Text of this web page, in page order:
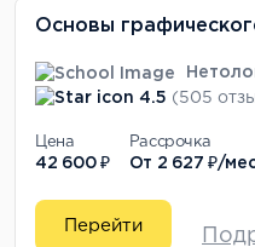
Основы
4.5 (505
Цена
42 600 ₽
Рассрочка
От 2 627 ₽/
Перейти